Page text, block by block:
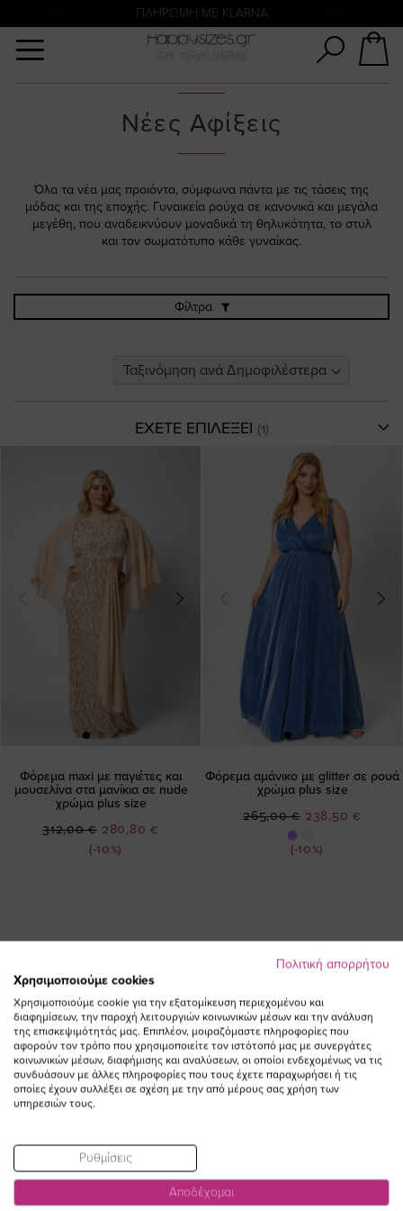
ΠΛΗΡΩΜΗ ΜΕ KLARNA
ΑΜΕΣΗ ΠΑΡΑΔΟΣΗ ΜΕ ACS ΚΑΙ ΓΕΝΙΚΗ ΤΑΧΥΔΡΟΜΙΚΉ
Νέες Αφίξεις
Όλα τα νέα μας προιόντα, σύμφωνα πάντα με τις τάσεις της
μόδας και της εποχής. Γυναικεία ρούχα σε κανονικά και μεγάλα
μεγέθη, που αναδεικνύουν μοναδικά τη θηλυκότητα, το στυλ
και τον σωματότυπο κάθε γυναίκας.
Φίλτρα
ΕΧΕΤΕ ΕΠΙΛΕΞΕΙ
Φόρεμα maxi με παγιέτες και
μουσελίνα στα μανίκια σε nude
χρώμα plus size
(-10%)
Ειδική
Τιμή
280,80 €
312,00 €
Φόρεμα αμάνικο με glitter σε ρουά
χρώμα plus size
(-10%)
Ειδική
238,50 €
265,00 €
ΕΓΓΡΑΦΕΙΤΕ ΣΤΟ NEWSLETTER
Email
ΕΓΓΡΑΦΗ
Συμφωνώ με τουςΌρους Χρήσης
Αναζήτηση
Πολιτική απορρήτου
Χρησιμοποιούμε cookies
Χρησιμοποιούμε cookie για την εξατομίκευση περιεχομένου και
διαφημίσεων, την παροχή λειτουργιών κοινωνικών μέσων και την ανάλυση
της επισκεψιμότητάς μας. Επιπλέον, μοιραζόμαστε πληροφορίες που
αφορούν τον τρόπο που χρησιμοποιείτε τον ιστότοπό μας με συνεργάτες
κοινωνικών μέσων, διαφήμισης και αναλύσεων, οι οποίοι ενδεχομένως να τις
συνδυάσουν με άλλες πληροφορίες που τους έχετε παραχωρήσει ή τις
οποίες έχουν συλλέξει σε σχέση με την από μέρους σας χρήση των
υπηρεσιών τους.
Ρυθμίσεις
Αποδέχομαι